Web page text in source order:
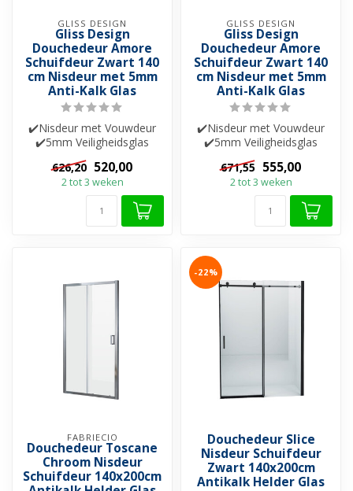
GLISS DESIGN
Gliss Design
Douchedeur Amore
Schuifdeur Zwart 140
cm Nisdeur met 5mm
Anti-Kalk Glas
✔️Nisdeur met Vouwdeur
✔️5mm Veiligheidsglas
✔️Helderglas ✔️Nano-
coating ✔️Besch...
626,20 520,00
2 tot 3 weken
GLISS DESIGN
Gliss Design
Douchedeur Amore
Schuifdeur Zwart 140
cm Nisdeur met 5mm
Anti-Kalk Glas
✔️Nisdeur met Vouwdeur
✔️5mm Veiligheidsglas
✔️Helderglas ✔️Nano-
coating ✔️Besch...
671,55 555,00
2 tot 3 weken
FABRIECIO
Douchedeur Toscane
Chroom Nisdeur
Schuifdeur 140x200cm
-22%
Douchedeur Slice
Nisdeur Schuifdeur
Zwart 140x200cm
Antikalk Helder Glas